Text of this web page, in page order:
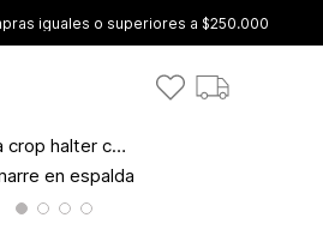
iguales o superiores a $250.000
Blusa crop halter con amarre en espalda